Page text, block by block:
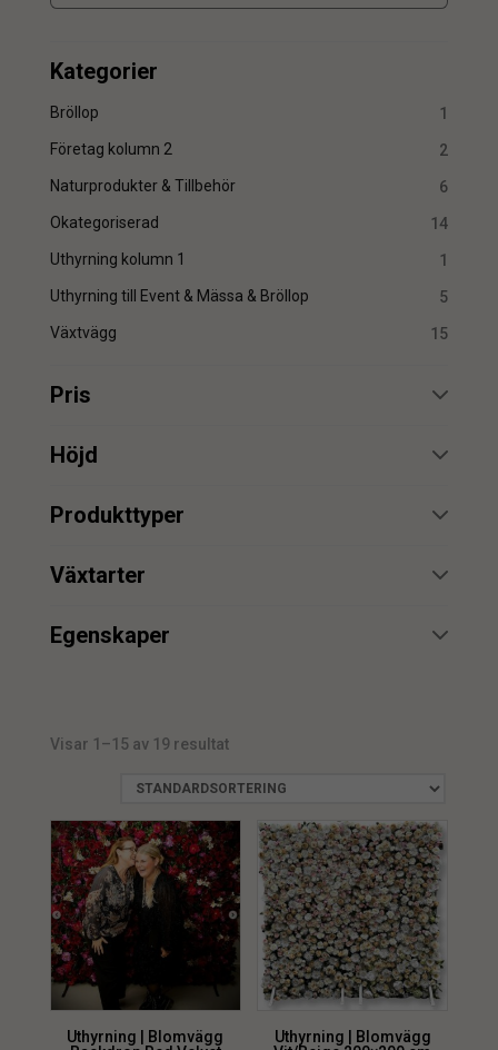
Kategorier
Bröllop 1
Företag kolumn 2 2
Naturprodukter & Tillbehör 6
Okategoriserad 14
Uthyrning kolumn 1 1
Uthyrning till Event & Mässa & Bröllop 5
Växtvägg 15
Pris
min.
min. max.
Höjd
min.
min. max.
Produkttyper
Växtarter
Egenskaper
Visar 1–15 av 19 resultat
Uthyrning | Blomvägg
Uthyrning | Blomvägg